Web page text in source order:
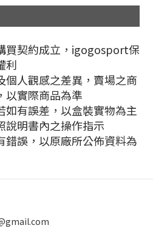
買契約成立，igogosport保
利
個人觀感之差異，賣場之商
以實際商品為準
如有誤差，以盒裝實物為主
說明書內之操作指示
錯誤，以原廠所公佈資料為